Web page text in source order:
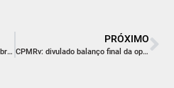
Semana do Meio Ambiente é celebrada com atividades especiais em Içara
PRÓXIMO
CPMRv: divulado balanço final da operação Corpus Christi